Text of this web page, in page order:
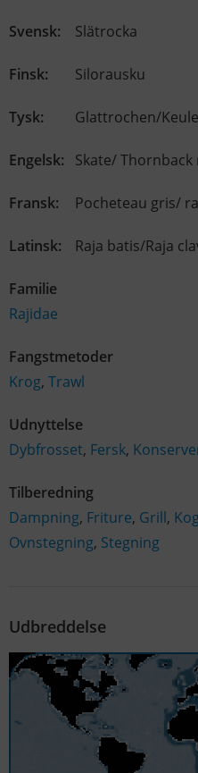
Svensk: Slätrocka
Finsk: Silorausku
Tysk: Glattrochen/
Engelsk: Skate/ Thornback
Fransk: Pocheteau gris/
Latinsk: Raja batis/Raja
Familie
Rajidae
Fangstmetoder
Krog, Trawl
Udnyttelse
Dybfrosset, Fersk,
Tilberedning
Dampning, Friture, Grill,
Ovnstegning, Stegning
Udbreddelse